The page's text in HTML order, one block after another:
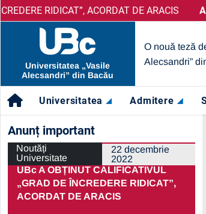
RIDICAT”, ACORDAT DE ARACIS ANUNȚ
ANUNȚ IMPORTANT:PRELUNGIRE
Universitatea „Vasile
Alecsandri” din Bacău
O nouă teză
Alecsandri”
Universitatea Admitere
Anunț important
UBc A OBȚINUT CALIFICATIVUL
„GRAD DE ÎNCREDERE RIDICAT”,
ACORDAT DE ARACIS
Noutăți
Universitate
22 decembrie
2022